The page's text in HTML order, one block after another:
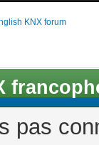
KNX forum
pas